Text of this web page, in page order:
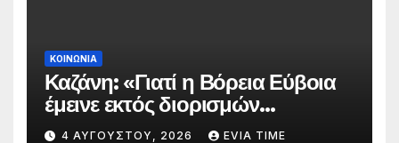
ΚΟΙΝΩΝΙΑ
Καζάνη: «Γιατί η Βόρεια Εύβοια
έμεινε εκτός διορισμών
δασκάλων;»
4 ΑΥΓΟΎΣΤΟΥ, 2026 EVIA TIME